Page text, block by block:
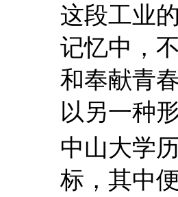
这段工业
记忆中，
和奉献青
以另一种
中山大学
标，其中